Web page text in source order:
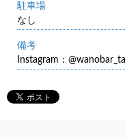
駐車場
なし
備考
Instagram：